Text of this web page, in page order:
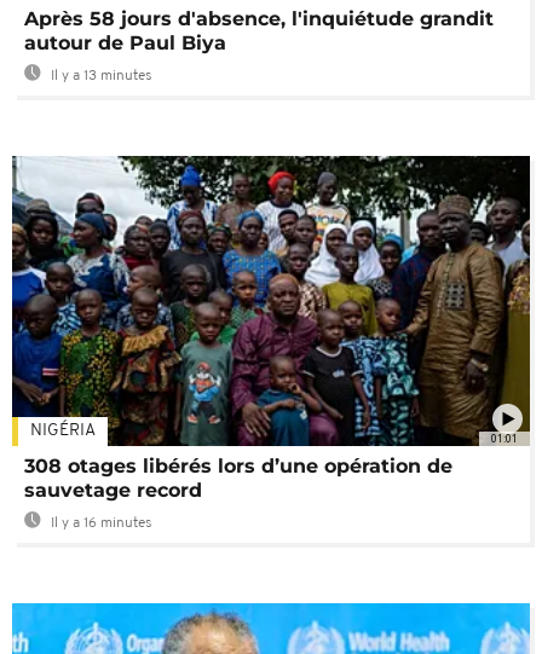
Après 58 jours d'absence, l'inquiétude grandit
autour de Paul Biya
Il y a 13 minutes
01:01
NIGÉRIA
308 otages libérés lors d’une opération de
sauvetage record
Il y a 16 minutes